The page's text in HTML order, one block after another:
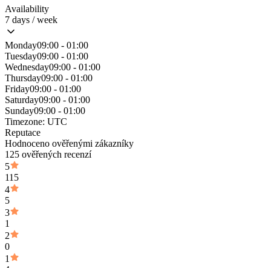
Availability
7 days / week
Monday09:00 - 01:00
Tuesday09:00 - 01:00
Wednesday09:00 - 01:00
Thursday09:00 - 01:00
Friday09:00 - 01:00
Saturday09:00 - 01:00
Sunday09:00 - 01:00
Timezone: UTC
Reputace
Hodnoceno ověřenými zákazníky
125 ověřených recenzí
5
115
4
5
3
1
2
0
1